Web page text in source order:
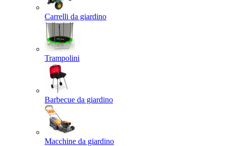
Carrelli da giardino
Trampolini
Barbecue da giardino
Macchine da giardino